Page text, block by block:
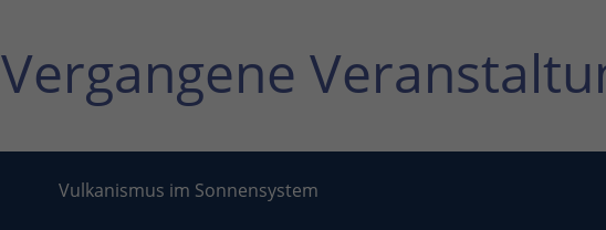
Vergangene
Vulkanismus im Sonnensystem